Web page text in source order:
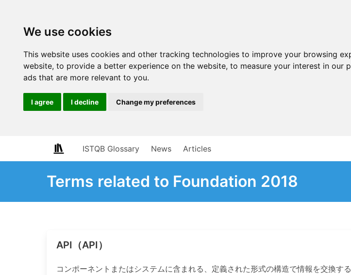
We use cookies
This website uses cookies and other tracking technologies to improve your browsing
website, to provide a better experience on the website, to measure your interest in our
ads that are more relevant to you.
I agree I decline Change my preferences
ISTQB Glossary News Articles
Terms related to Foundation 2018
API（API）
コンポーネントまたはシステムに含まれる、定義された形式の構造で情報を交換